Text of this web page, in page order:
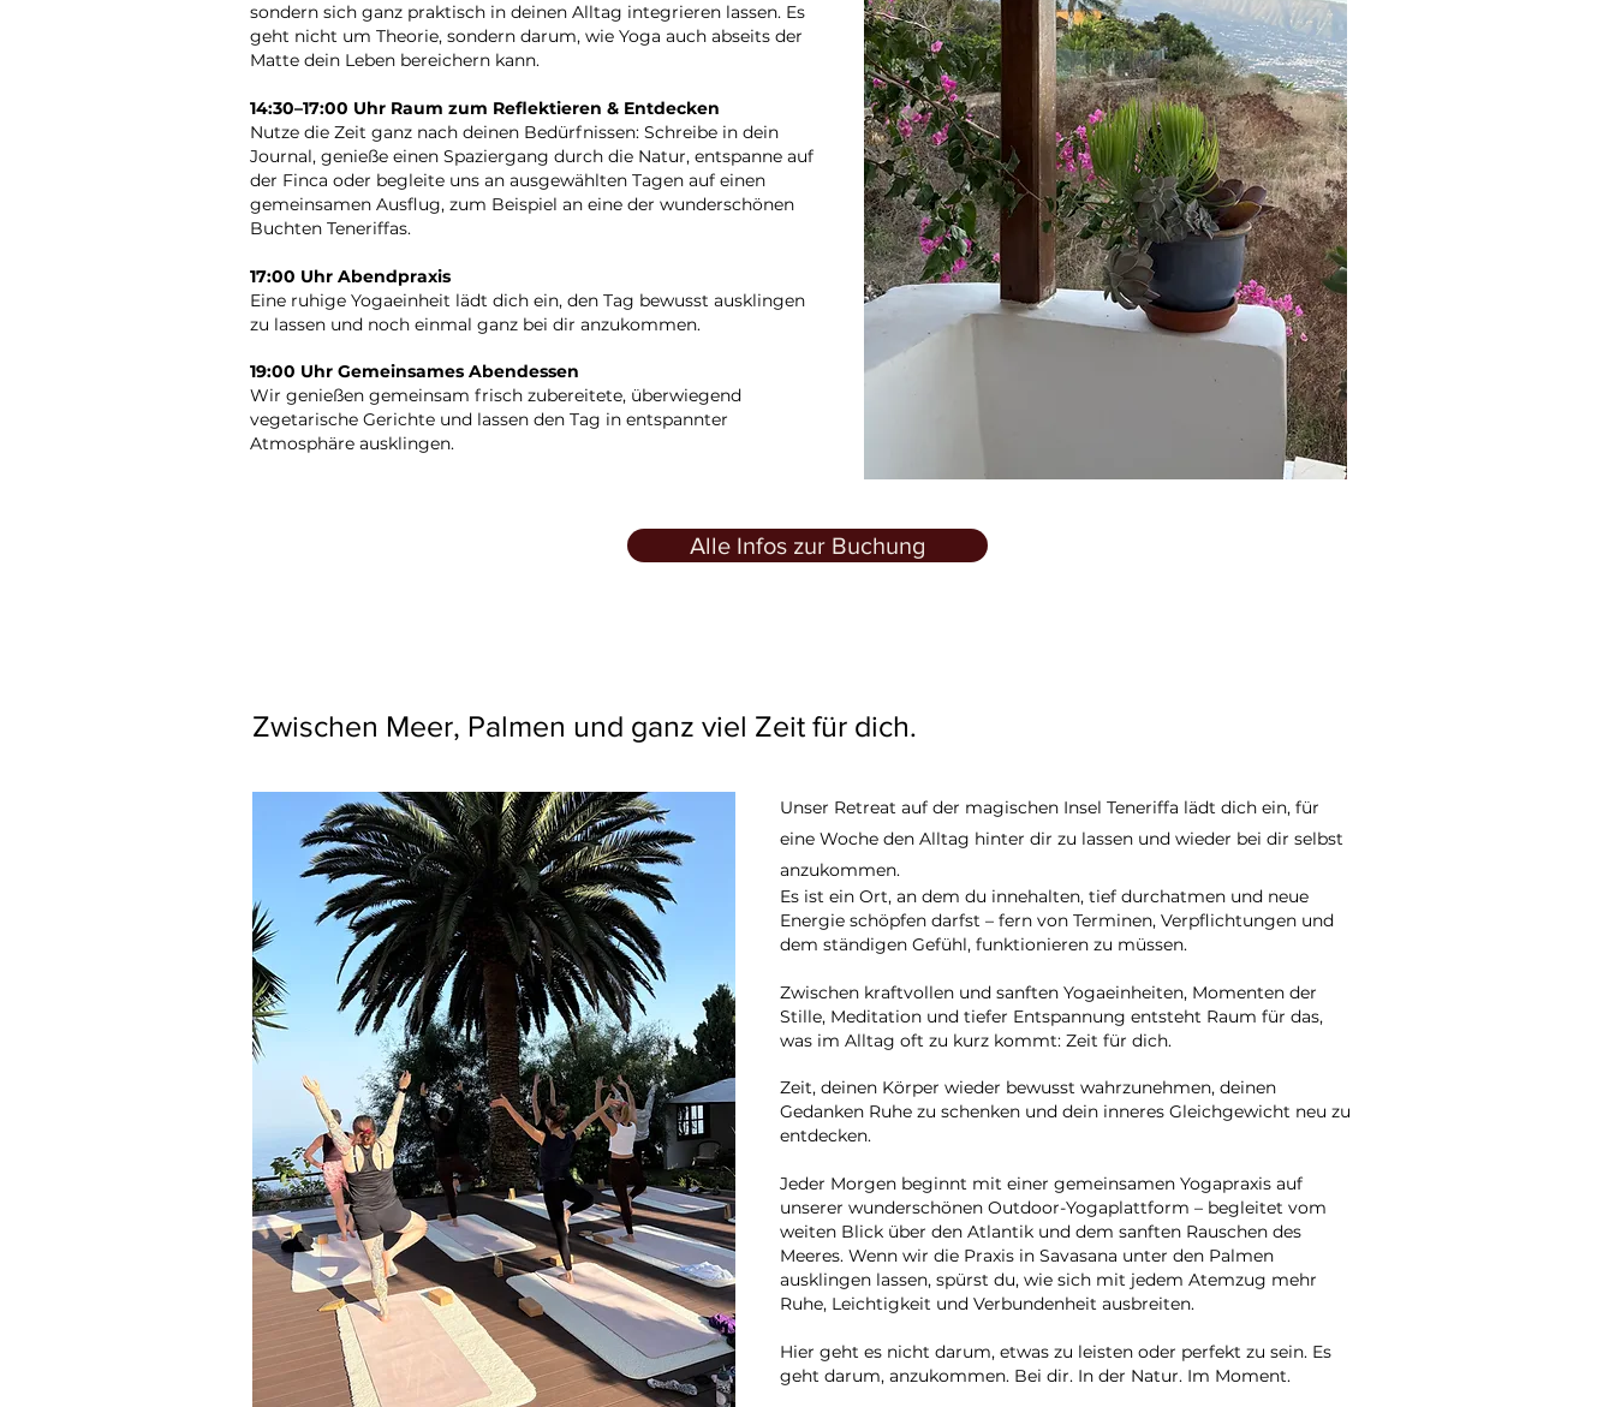
sondern sich ganz praktisch in deinen Alltag integrieren lassen. Es
geht nicht um Theorie, sondern darum, wie Yoga auch abseits der
Matte dein Leben bereichern kann.
14:30–17:00 Uhr Raum zum Reflektieren & Entdecken
Nutze die Zeit ganz nach deinen Bedürfnissen: Schreibe in dein
Journal, genieße einen Spaziergang durch die Natur, entspanne auf
der Finca oder begleite uns an ausgewählten Tagen auf einen
gemeinsamen Ausflug, zum Beispiel an eine der wunderschönen
Buchten Teneriffas.
17:00 Uhr Abendpraxis
Eine ruhige Yogaeinheit lädt dich ein, den Tag bewusst ausklingen
zu lassen und noch einmal ganz bei dir anzukommen.
19:00 Uhr Gemeinsames Abendessen
Wir genießen gemeinsam frisch zubereitete, überwiegend
vegetarische Gerichte und lassen den Tag in entspannter
Atmosphäre ausklingen.
Alle Infos zur Buchung
Zwischen Meer, Palmen und ganz viel Zeit für dich.
Unser Retreat auf der magischen Insel Teneriffa lädt dich ein, für
eine Woche den Alltag hinter dir zu lassen und wieder bei dir selbst
anzukommen.
Es ist ein Ort, an dem du innehalten, tief durchatmen und neue
Energie schöpfen darfst – fern von Terminen, Verpflichtungen und
dem ständigen Gefühl, funktionieren zu müssen.
Zwischen kraftvollen und sanften Yogaeinheiten, Momenten der
Stille, Meditation und tiefer Entspannung entsteht Raum für das,
was im Alltag oft zu kurz kommt: Zeit für dich.
Zeit, deinen Körper wieder bewusst wahrzunehmen, deinen
Gedanken Ruhe zu schenken und dein inneres Gleichgewicht neu zu
entdecken.
Jeder Morgen beginnt mit einer gemeinsamen Yogapraxis auf
unserer wunderschönen Outdoor-Yogaplattform – begleitet vom
weiten Blick über den Atlantik und dem sanften Rauschen des
Meeres. Wenn wir die Praxis in Savasana unter den Palmen
ausklingen lassen, spürst du, wie sich mit jedem Atemzug mehr
Ruhe, Leichtigkeit und Verbundenheit ausbreiten.
Hier geht es nicht darum, etwas zu leisten oder perfekt zu sein. Es
geht darum, anzukommen. Bei dir. In der Natur. Im Moment.